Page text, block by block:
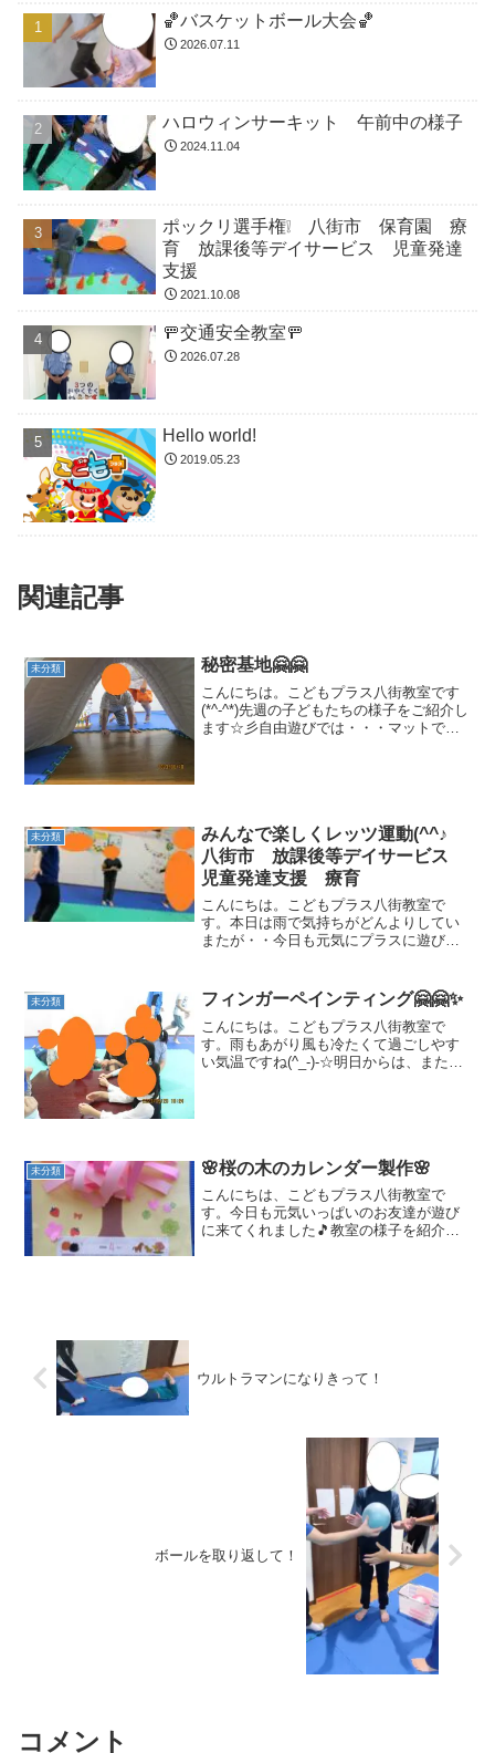
🏀バスケットボール大会🏀
2026.07.11
ハロウィンサーキット 午前中の様子
2024.11.04
ポックリ選手権❕ 八街市 保育園 療
育 放課後等デイサービス 児童発達
支援
2021.10.08
🚥交通安全教室🚥
2026.07.28
Hello world!
2019.05.23
関連記事
未分類 秘密基地🤗🤗
こんにちは。こどもプラス八街教室です
(*^-^*)先週の子どもたちの様子をご紹介し
ます☆彡自由遊びでは・・・マットで大
未分類
みんなで楽しくレッツ運動(^^♪
八街市 放課後等デイサービス
児童発達支援 療育
こんにちは。こどもプラス八街教室で
す。本日は雨で気持ちがどんよりしてい
またが・・今日も元気にプラスに遊びに
を作り、次に体を使ってグーパーを再現❕
順を追って頭から体に感...
未分類 フィンガーペインティング🤗🤗✨
こんにちは。こどもプラス八街教室で
す。雨もあがり風も冷たくて過ごしやす
い気温ですね(^_-)-☆明日からは、また気
未分類 🌸桜の木のカレンダー製作🌸
こんにちは、こどもプラス八街教室で
す。今日も元気いっぱいのお友達が遊び
に来てくれました🎵教室の様子を紹介し
ウルトラマンになりきって！
ボールを取り返して！
コメント